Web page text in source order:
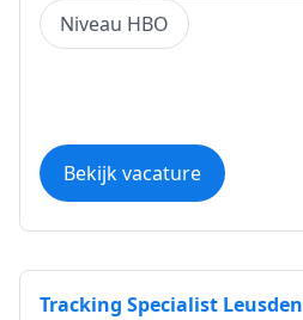
Niveau HBO
Bekijk vacature
Tracking Specialist Leusden